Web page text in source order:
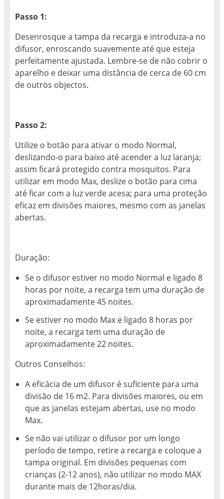
Passo 1:
Desenrosque a tampa da recarga e introduza-a no
difusor, enroscando suavemente até que esteja
perfeitamente ajustada. Lembre-se de não cobrir o
aparelho e deixar uma distância de cerca de 60 cm
de outros objectos.
Passo 2:
Utilize o botão para ativar o modo Normal,
deslizando-o para baixo até acender a luz laranja;
assim ficará protegido contra mosquitos. Para
utilizar em modo Max, deslize o botão para cima
até ficar com a luz verde acesa; para uma proteção
eficaz em divisões maiores, mesmo com as janelas
abertas.
Duração:
Se o difusor estiver no modo Normal e ligado 8
horas por noite, a recarga tem uma duração de
aproximadamente 45 noites.
Se estiver no modo Max e ligado 8 horas por
noite, a recarga tem uma duração de
aproximadamente 22 noites.
Outros Conselhos:
A eficácia de um difusor é suficiente para uma
divisão de 16 m2. Para divisões maiores, ou em
que as janelas estejam abertas, use no modo
Max.
Se não vai utilizar o difusor por um longo
período de tempo, retire a recarga e coloque a
tampa original. Em divisões pequenas com
crianças (2-12 anos), não utilizar no modo MAX
durante mais de 12horas/dia.